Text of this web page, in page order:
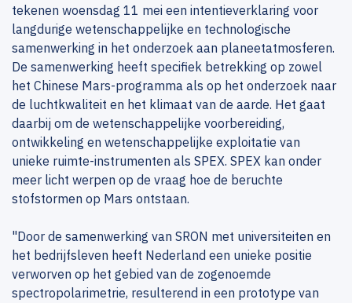
tekenen woensdag 11 mei een intentieverklaring voor
langdurige wetenschappelijke en technologische
samenwerking in het onderzoek aan planeetatmosferen.
De samenwerking heeft specifiek betrekking op zowel
het Chinese Mars-programma als op het onderzoek naar
de luchtkwaliteit en het klimaat van de aarde. Het gaat
daarbij om de wetenschappelijke voorbereiding,
ontwikkeling en wetenschappelijke exploitatie van
unieke ruimte-instrumenten als SPEX. SPEX kan onder
meer licht werpen op de vraag hoe de beruchte
stofstormen op Mars ontstaan.
"Door de samenwerking van SRON met universiteiten en
het bedrijfsleven heeft Nederland een unieke positie
verworven op het gebied van de zogenoemde
spectropolarimetrie, resulterend in een prototype van